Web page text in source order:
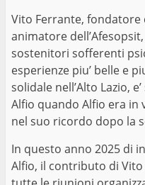
Vito Ferrante,
animatore
sostenitori sofferenti
esperienze piu’ belle e
solidale nell’Alto Lazio,
Alfio quando Alfio era in
nel suo ricordo dopo la
In questo anno 2025 di
Alfio, il contributo di Vito